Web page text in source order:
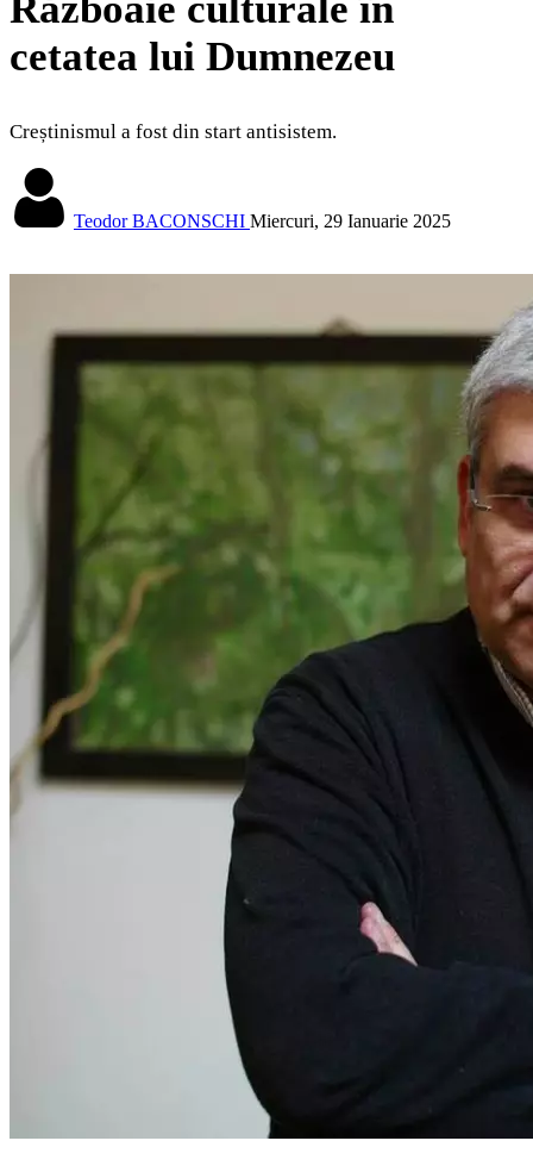
cetatea lui Dumnezeu
Creștinismul a fost din start antisistem.
Teodor BACONSCHI Miercuri, 29 Ianuarie 2025